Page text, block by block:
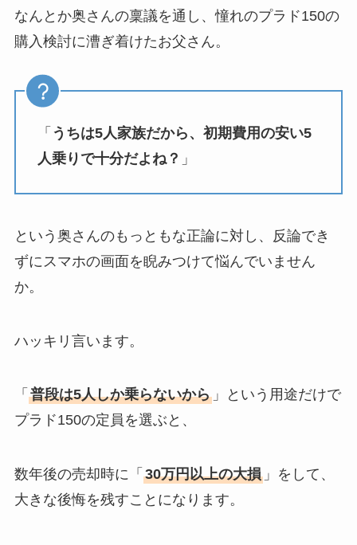
なんとか奥さんの稟議を通し、憧れのプラド150の
購入検討に漕ぎ着けたお父さん。
「 うちは5人家族だから、初期費用の安い5
人乗りで十分だよね？ 」
という奥さんのもっともな正論に対し、反論でき
ずにスマホの画面を睨みつけて悩んでいません
か。
ハッキリ言います。
「 普段は5人しか乗らないから」という用途だけで
プラド150の定員を選ぶと、
数年後の売却時に「 30万円以上の大損」をして、
大きな後悔を残すことになります。